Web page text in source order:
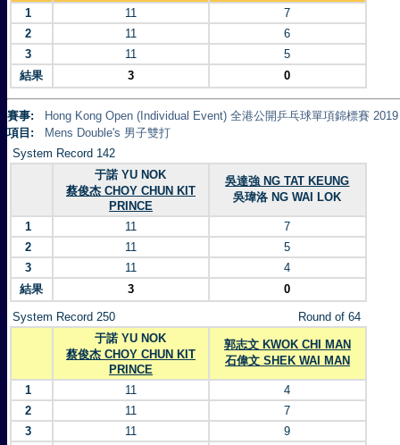
1
11
7
2
11
6
3
11
5
結果
3 0
賽事:
Hong Kong Open (Individual Event) 全港公開乒乓球單項錦標賽 2019
項目:
Mens Double's 男子雙打
System Record 142
于諾 YU NOK
蔡俊杰 CHOY CHUN KIT
PRINCE
吳達強 NG TAT KEUNG
吳瑋洛 NG WAI LOK
1 11
7
2
11
5
3
11
4
結果
3 0
System Record 250
Round of 64
于諾 YU NOK
蔡俊杰 CHOY CHUN KIT
PRINCE
郭志文 KWOK CHI MAN
石偉文 SHEK WAI MAN
1 11
4
2
11
7
3
11
9